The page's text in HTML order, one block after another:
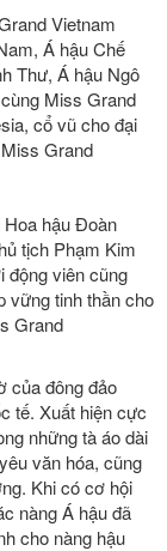
Vietnam
Á hậu Chế
Thư, Á hậu Ngô
Miss Grand
cổ vũ cho đại
Grand
hậu Đoàn
tịch Phạm Kim
động viên cũng
vững tinh thần cho
Grand
của đông đảo
tế. Xuất hiện cực
những tà áo dài
văn hóa, cũng
Khi có cơ hội
nàng Á hậu đã
cho nàng hậu